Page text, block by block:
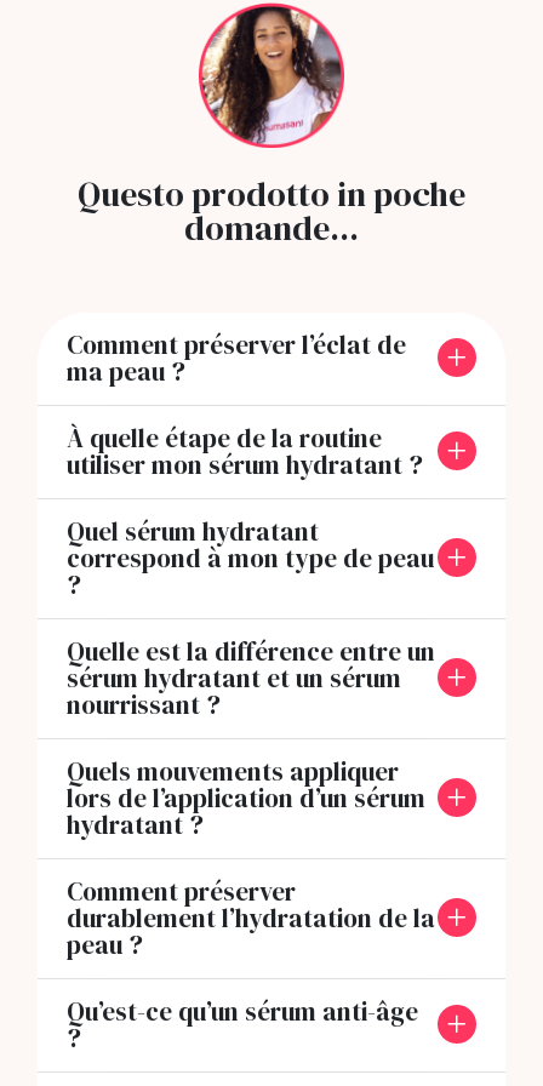
Questo prodotto in poche
domande...
Comment préserver l’éclat de
ma peau ?
À quelle étape de la routine
utiliser mon sérum hydratant ?
Quel sérum hydratant
correspond à mon type de peau
?
Quelle est la différence entre un
sérum hydratant et un sérum
nourrissant ?
Quels mouvements appliquer
lors de l’application d’un sérum
hydratant ?
Comment préserver
durablement l’hydratation de la
peau ?
Qu’est-ce qu’un sérum anti-âge
?